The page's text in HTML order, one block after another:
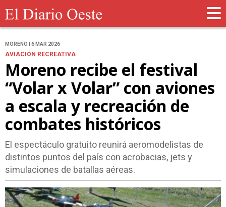
MORENO | 6 MAR 2026
AVIACIÓN RECREATIVA
Moreno recibe el festival
“Volar x Volar” con aviones
a escala y recreación de
combates históricos
El espectáculo gratuito reunirá aeromodelistas de
distintos puntos del país con acrobacias, jets y
simulaciones de batallas aéreas.